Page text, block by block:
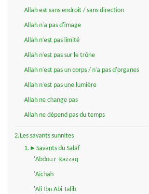
Allah est sans endroit / sans direction
Allah n'a pas d'image
Allah n'est pas limité
Allah n'est pas sur le trône
Allah n'est pas un corps / n'a pas d'organes
Allah n'est pas une lumière
Allah ne change pas
Allah ne dépend pas du temps
2.Les savants sunnites
1.►Savants du Salaf
'Abdou r-Razzaq
'Aichah
'Ali Ibn Abi Talib